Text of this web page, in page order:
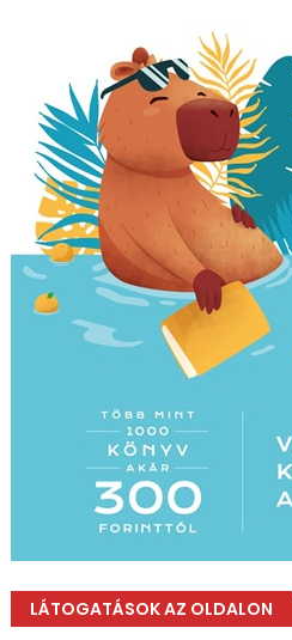
LÁTOGATÁSOK AZ OLDALON